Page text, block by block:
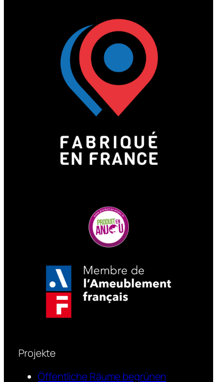
Projekte
Öffentliche Räume begrünen